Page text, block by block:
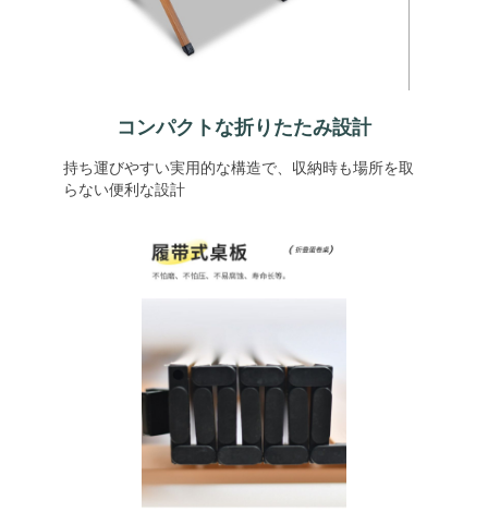
コンパクトな折りたたみ設計
持ち運びやすい実用的な構造で、収納時も場所を取
らない便利な設計